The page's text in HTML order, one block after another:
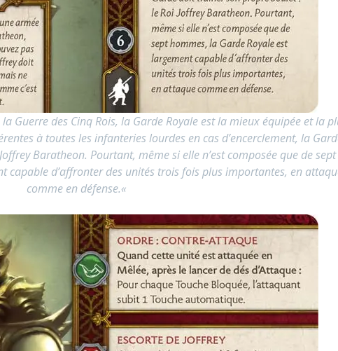
Guerre des Cinq Rois, la Garde Royale est la mieux équipée et la
à toutes les infanteries lourdes en cas d’encerclement, la
Baratheon. Pourtant, même si elle n’est composée que de sept
capable d’affronter des unités trois fois plus importantes, en
comme en défense.«